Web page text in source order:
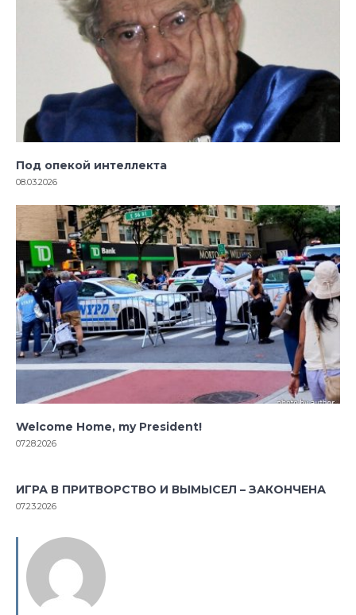
Под опекой интеллекта
08.03.2026
Welcome Home, my President!
07.28.2026
ИГРА В ПРИТВОРСТВО И ВЫМЫСЕЛ – ЗАКОНЧЕНА
07.23.2026